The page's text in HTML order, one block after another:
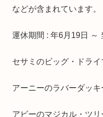
などが含まれています。
運休期間 : 年6月19日 ～
セサミのビッグ・ドライ
アーニーのラバーダッキ
アビーのマジカル・ツリ